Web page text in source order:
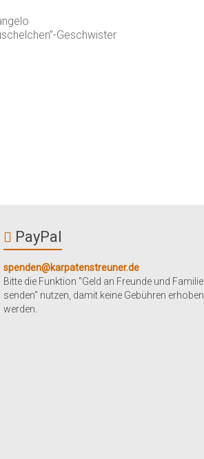
Geschwister
PayPal
spenden@karpatenstreuner.de
Bitte die Funktion "Geld an Freunde und Familie
senden" nutzen, damit keine Gebühren erhoben
werden.